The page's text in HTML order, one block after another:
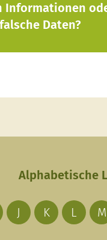
Informationen
falsche Daten?
Alphabetische
J K L M